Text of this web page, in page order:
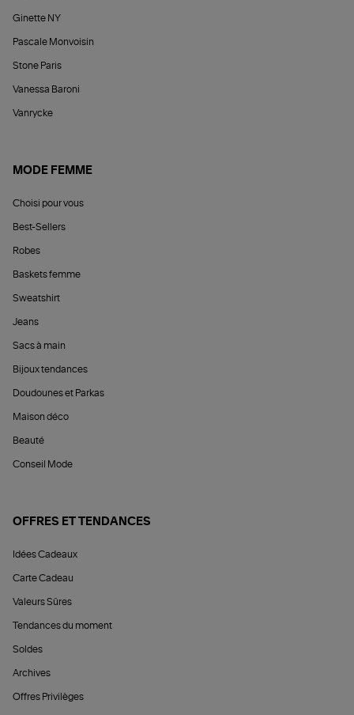
Ginette NY
Pascale Monvoisin
Stone Paris
Vanessa Baroni
Vanrycke
MODE FEMME
Choisi pour vous
Best-Sellers
Robes
Baskets femme
Sweatshirt
Jeans
Sacs à main
Bijoux tendances
Doudounes et Parkas
Maison déco
Beauté
Conseil Mode
OFFRES ET TENDANCES
Idées Cadeaux
Carte Cadeau
Valeurs Sûres
Tendances du moment
Soldes
Archives
Offres Privilèges